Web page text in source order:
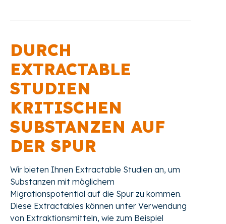
DURCH
EXTRACTABLE
STUDIEN
KRITISCHEN
SUBSTANZEN AUF
DER SPUR
Wir bieten Ihnen Extractable Studien an, um
Substanzen mit möglichem
Migrationspotential auf die Spur zu kommen.
Diese Extractables können unter Verwendung
von Extraktionsmitteln, wie zum Beispiel